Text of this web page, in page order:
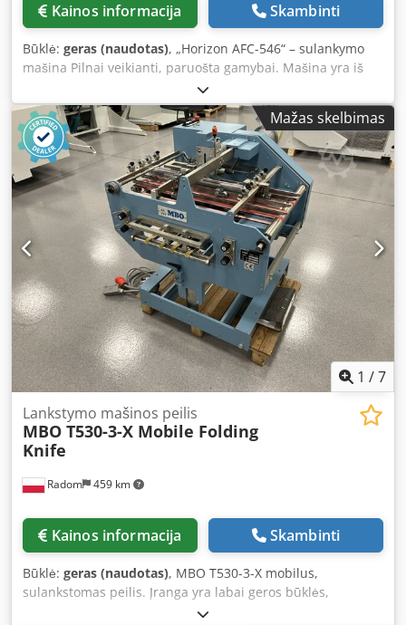
Kainos informacija Skambinti
Būklė: geras (naudotas), „Horizon AFC-546“ – sulankymo
mašina Pilnai veikianti, paruošta gamybai. Mašina yra iš
pirmojo savininko. Labai gera būklė. Volai neseniai
atnaujinti. Pagaminta „Horizon“, Japonijoje. Įranga: 6
lygiagrečios kasetės 1 elektroninis peilis 2 peilių kasetės
Maksimalus formatas: 540 x 760 mm; minimalus: 120 x 172
mm Cedjzlacyepfx Am Rjrf Mašina valdoma visiškai per
jutiklinį valdymo pultą. Komplektacijoje yra: – įrankių
rinkinys – papildomos dalys – vartotojo vadovas –
Mažas skelbimas
1 /7
Radom 459 km
Lankstymo mašinos peilis
MBO T530-3-X Mobile Folding
Knife
Kainos informacija Skambinti
Būklė: geras (naudotas), MBO T530-3-X mobilus,
sulankstomas peilis. Įranga yra labai geros būklės,
paruošta naudoti gamyboje. Pristatoma tiesiai iš pirmojo